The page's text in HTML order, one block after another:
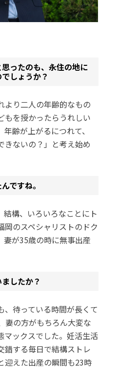
ったのも、永住の地に
しょうか？
より二人の年齢的なもの
もを授かったらうれしい
齢が上がるにつれて、
きないの？」と考え始め
ですね。
結構、いろいろなことにト
岡のスペシャリストのドク
妻が35歳の時に無事出産
したか？
、待っている時間が長くて
の方がもちろん大変な
マックスでした。妊活生活
錯する毎日で結構ストレ
迎えた出産の瞬間も23時